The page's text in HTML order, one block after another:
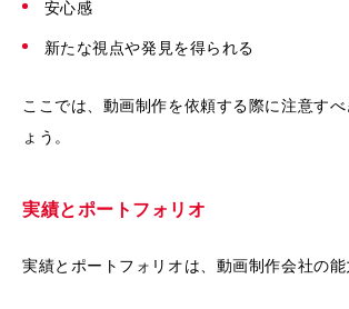
安心感
新たな視点や発見を得られる
ここでは、動画制作を依頼する際に注意す
ょう。
実績とポートフォリオ
実績とポートフォリオは、動画制作会社の